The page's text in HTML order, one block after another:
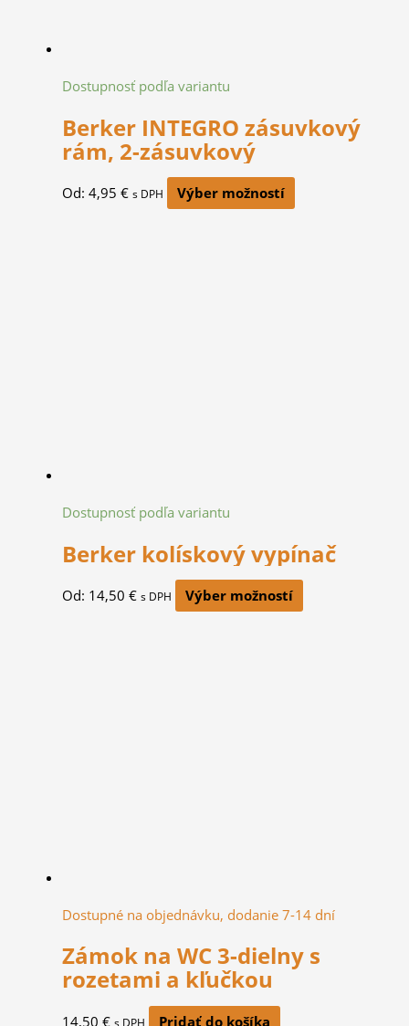
Dostupnosť podľa variantu
Berker INTEGRO zásuvkový
rám, 2-zásuvkový
Od: 4,95 € s DPH Výber možností
Dostupnosť podľa variantu
Berker kolískový vypínač
Od: 14,50 € s DPH Výber možností
Dostupné na objednávku, dodanie 7-14 dní
Zámok na WC 3-dielny s
rozetami a kľučkou
14,50 € Pridať do košíka